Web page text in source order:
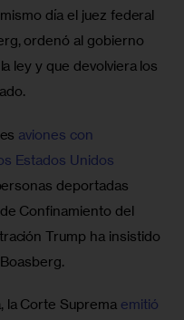
día el juez federal
ordenó al gobierno
ley y que devolviera los
aviones con
Estados Unidos
deportadas
Confinamiento del
Trump ha insistido
la Corte Suprema emitió